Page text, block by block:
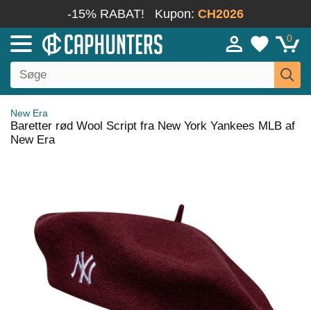
-15% RABAT! Kupon: CH2026
0
New Era
Baretter rød Wool Script fra New York Yankees MLB af
New Era